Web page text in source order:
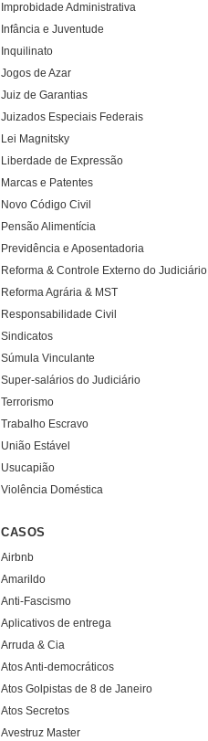
Improbidade Administrativa
Infância e Juventude
Inquilinato
Jogos de Azar
Juiz de Garantias
Juizados Especiais Federais
Lei Magnitsky
Liberdade de Expressão
Marcas e Patentes
Novo Código Civil
Pensão Alimentícia
Previdência e Aposentadoria
Reforma & Controle Externo do Judiciário
Reforma Agrária & MST
Responsabilidade Civil
Sindicatos
Súmula Vinculante
Super-salários do Judiciário
Terrorismo
Trabalho Escravo
União Estável
Usucapião
Violência Doméstica
CASOS
Airbnb
Amarildo
Anti-Fascismo
Aplicativos de entrega
Arruda & Cia
Atos Anti-democráticos
Atos Golpistas de 8 de Janeiro
Atos Secretos
Avestruz Master